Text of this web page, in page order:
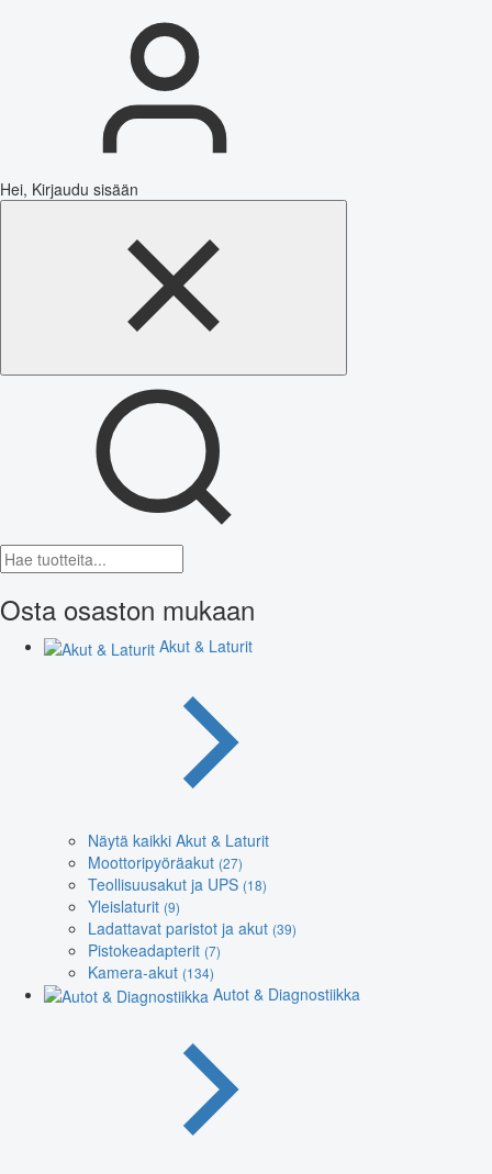
Hei, Kirjaudu sisään
Osta osaston mukaan
Akut & Laturit
Näytä kaikki Akut & Laturit
Moottoripyöräakut (27)
Teollisuusakut ja UPS (18)
Yleislaturit (9)
Ladattavat paristot ja akut (39)
Pistokeadapterit (7)
Kamera-akut (134)
Autot & Diagnostiikka